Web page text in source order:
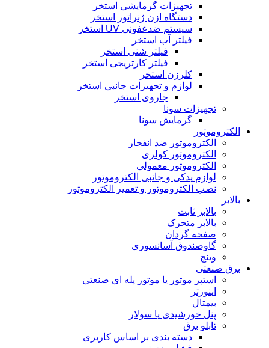
تجهیزات گرمایشی استخر
دستگاه ازن ژنراتور استخر
سیستم ضدعفونی UV استخر
فیلتر آب استخر
فیلتر شنی استخر
فیلتر کارتریجی استخر
کلرزن استخر
لوازم و تجهیزات جانبی استخر
جاروی استخر
تجهیزات سونا
گرمایش سونا
الکتروموتور
الکتروموتور ضد انفجار
الکتروموتور کولری
الکتروموتور معمولی
لوازم یدکی و جانبی الکتروموتور
نصب الکتروموتور و تعمیر الکتروموتور
بالابر
بالابر ثابت
بالابر متحرک
صفحه گردان
گاوصندوق آسانسوری
وینچ
برق صنعتی
استپر موتور یا موتور پله ای صنعتی
اینورتر
بیمتال
پنل خورشیدی یا سولار
تابلو برق
دسته بندی بر اساس کاربری